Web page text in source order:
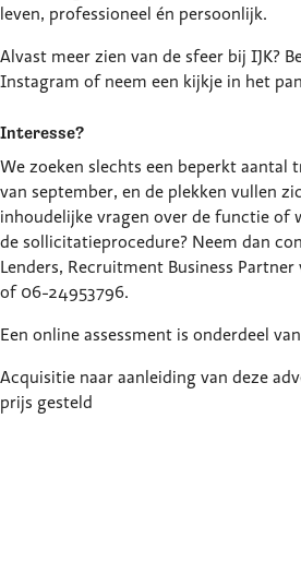
leven, professioneel én persoonlijk.
Alvast meer zien van de sfeer bij IJK?
Instagram of neem een kijkje in het
Interesse?
We zoeken slechts een beperkt aantal
van september, en de plekken vullen
inhoudelijke vragen over de functie of
de sollicitatieprocedure? Neem dan
Lenders, Recruitment Business
of 06-24953796.
Een online assessment is onderdeel
Acquisitie naar aanleiding van deze
prijs gesteld